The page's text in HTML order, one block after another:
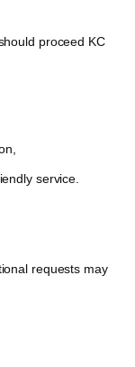
proceed KC
service.
requests may